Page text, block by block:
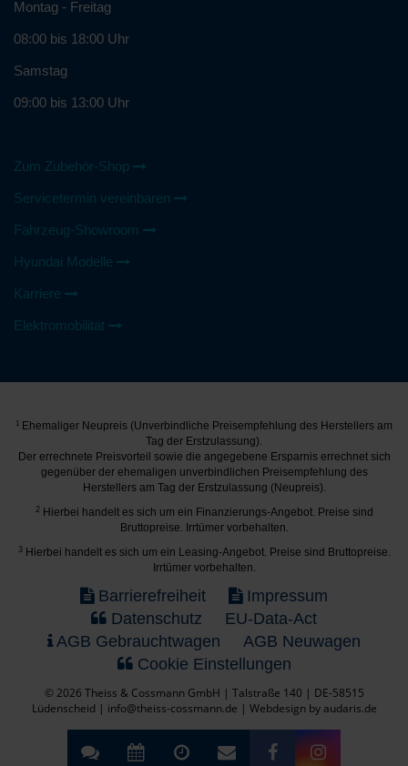
Montag - Freitag
08:00 bis 18:00 Uhr
Samstag
09:00 bis 13:00 Uhr
Zum Zubehör-Shop
Servicetermin vereinbaren
Fahrzeug-Showroom
Hyundai Modelle
Karriere
Elektromobilität
1
Ehemaliger Neupreis (Unverbindliche Preisempfehlung des Herstellers am
Tag der Erstzulassung).
Der errechnete Preisvorteil sowie die angegebene Ersparnis errechnet sich
gegenüber der ehemaligen unverbindlichen Preisempfehlung des
Herstellers am Tag der Erstzulassung (Neupreis).
2 Hierbei handelt es sich um ein Finanzierungs-Angebot. Preise sind
Bruttopreise. Irrtümer vorbehalten.
3 Hierbei handelt es sich um ein Leasing-Angebot. Preise sind Bruttopreise.
Irrtümer vorbehalten.
Barrierefreiheit
Impressum
Datenschutz
EU-Data-Act
AGB Gebrauchtwagen
AGB Neuwagen
Cookie Einstellungen
© 2026 Theiss & Cossmann GmbH | Talstraße 140 | DE-58515
Lüdenscheid | info@theiss-cossmann.de | Webdesign by audaris.de